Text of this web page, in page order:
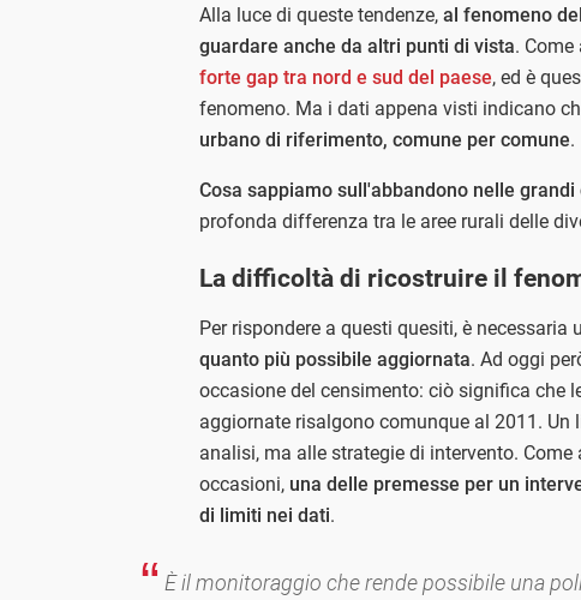
Alla luce di queste tendenze, al fenomeno
guardare anche da altri punti di vista.
forte gap tra nord e sud del paese, ed è
fenomeno. Ma i dati appena visti indicano
urbano di riferimento, comune per comune.
Cosa sappiamo sull'abbandono nelle
profonda differenza tra le aree rurali delle
La difficoltà di ricostruire il
Per rispondere a questi quesiti, è necessaria
quanto più possibile aggiornata. Ad oggi
occasione del censimento: ciò significa che
aggiornate risalgono comunque al 2011.
analisi, ma alle strategie di intervento.
occasioni, una delle premesse per un
di limiti nei dati.
È il monitoraggio che rende possibile una